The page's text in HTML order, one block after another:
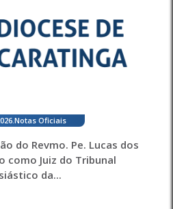
. Notas Oficiais
do Revmo. Pe. Lucas dos
como Juiz do Tribunal
da...